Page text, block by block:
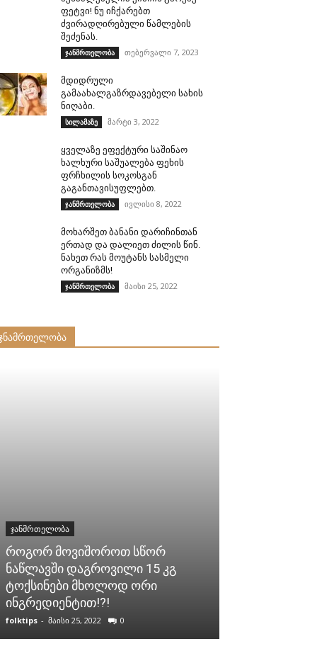
ფეტვი! ნუ იჩქარებთ
ძვირადღირებული წამლების
შეძენას.
ჯანმრთელობა თებერვალი 7, 2023
მდიდრული
გამაახალგაზრდავებელი სახის
ნიღაბი.
სილამაზე მარტი 3, 2022
ყველაზე ეფექტური საშინაო
ხალხური საშუალება ფეხის
ფრჩხილის სოკოსგან
გაგანთავისუფლებთ.
ჯანმრთელობა ივლისი 8, 2022
მოხარშეთ ბანანი დარიჩინთან
ერთად და დალიეთ ძილის წინ.
ნახეთ რას მოუტანს სასმელი
ორგანიზმს!
ჯანმრთელობა მაისი 25, 2022
ᲯᲐᲜᲛᲠᲗᲔᲚᲝᲑᲐ
როგორ მოვიშოროთ სწორ
ნაწლავში დაგროვილი 15 კგ
ტოქსინები მხოლოდ ორი
ინგრედიენტით!?!
folktips - მაისი 25, 2022 0